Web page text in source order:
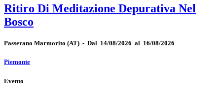
Ritiro Di Meditazione Depurativa Nel
Bosco
Passerano Marmorito (AT) - Dal 14/08/2026 al 16/08/2026
Piemonte
Evento